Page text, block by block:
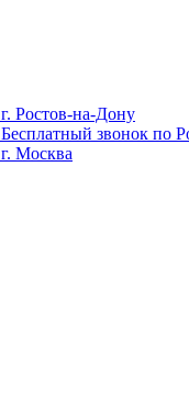
г. Ростов-на-Дону
Бесплатный звонок по
г. Москва